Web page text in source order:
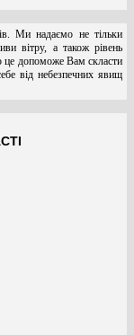
Ми надаємо не тільки
вітру, а також рівень
це допоможе Вам скласти
від небезпечних явищ